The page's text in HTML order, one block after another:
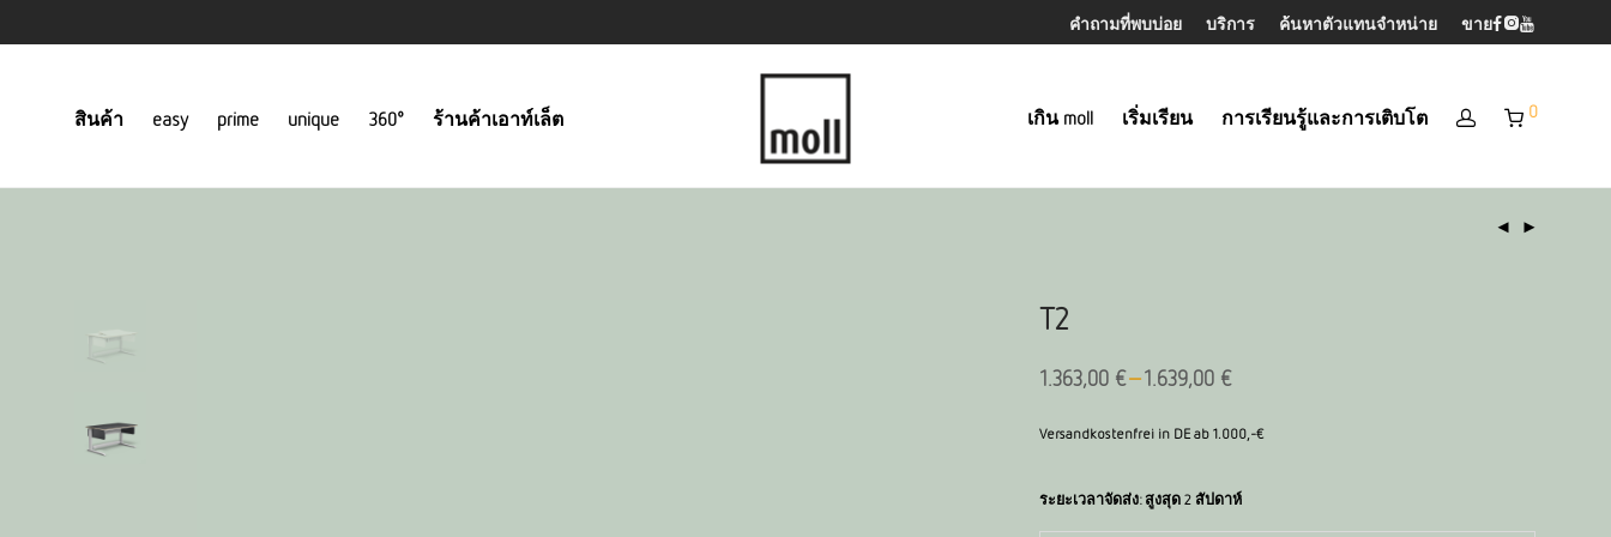
คำถามที่พบบ่อย บริการ ค้นหาตัวแทนจำหน่าย ขาย
สินค้า easy prime unique 360° ร้านค้าเอาท์เล็ต เกิน moll เริ่มเรียน การเรียนรู้และการเติบโต 0
T2
1.363,00 €–1.639,00 €
Versandkostenfrei in DE ab 1.000,-€
ระยะเวลาจัดส่ง:สูงสุด 2 สัปดาห์